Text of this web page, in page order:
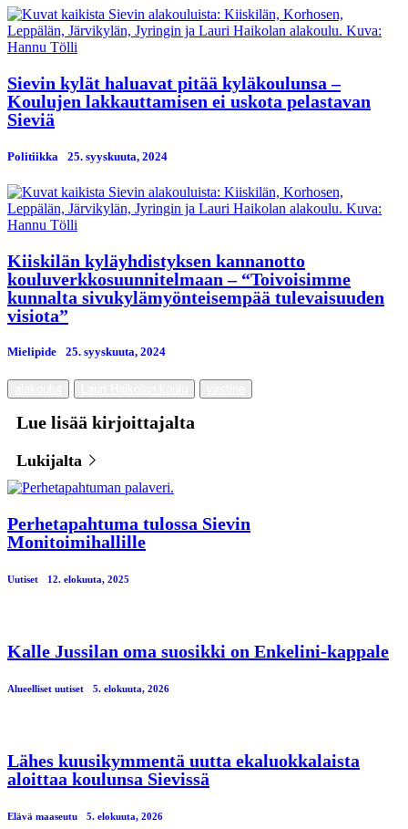
Sievin kylät haluavat pitää kyläkoulunsa –
Koulujen lakkauttamisen ei uskota pelastavan
Sieviä
Politiikka 25. syyskuuta, 2024
Kiiskilän kyläyhdistyksen kannanotto
kouluverkkosuunnitelmaan – “Toivoisimme
kunnalta sivukylämyönteisempää tulevaisuuden
visiota”
Mielipide 25. syyskuuta, 2024
Lue lisää kirjoittajalta
Lukijalta
Perhetapahtuma tulossa Sievin
Monitoimihallille
Uutiset 12. elokuuta, 2025
Kalle Jussilan oma suosikki on Enkelini-kappale
Alueelliset uutiset 5. elokuuta, 2026
Lähes kuusikymmentä uutta ekaluokkalaista
aloittaa koulunsa Sievissä
Elävä maaseutu 5. elokuuta, 2026